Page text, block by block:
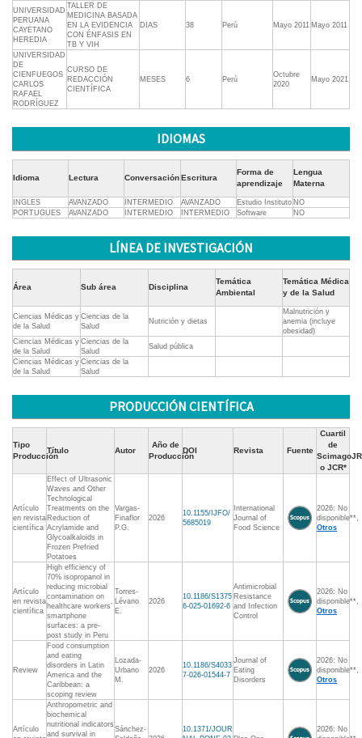
UNIVERSIDAD
PERUANA
CAYETANO
HEREDIA
TALLER DE
MEDICINA BASADA
EN LA EVIDENCIA
CON ÉNFASIS EN
TB Y VIH
DIAS 38 Perú Mayo 2011 Mayo 2011
UNIVERSIDAD
DE
CIENFUEGOS
CARLOS
RAFAEL
RODRÍGUEZ
CURSO DE
REDACCIÓN
CIENTÍFICA
MESES 6 Perú
Octubre
2020
Mayo 2021
IDIOMAS
Idioma Lectura ConversaciónEscritura
Forma de
aprendizaje
Lengua
Materna
INGLES AVANZADO INTERMEDIO AVANZADO Estudio Instituto NO
PORTUGUES
AVANZADO INTERMEDIO INTERMEDIO Software NO
LÍNEA DE INVESTIGACIÓN
Área Sub área Disciplina
Temática
Ambiental
Temática Médica
y de la Salud
Ciencias Médicas y
de la Salud
Ciencias de la
Salud
Nutrición y dietas
Malnutrición y
anemia (incluye
obesidad)
Ciencias Médicas y
de la Salud
Ciencias de la
Salud
Salud pública
Ciencias Médicas y
de la Salud
Ciencias de la
Salud
PRODUCCIÓN CIENTÍFICA
Tipo
Producción
Título Autor
Año de
Producción
DOI Revista Fuente
Cuartil
de
ScimagoJR
o JCR*
Artículo
en revista
científica
Effect of Ultrasonic
Waves and Other
Technological
Treatments on the
Reduction of
Acrylamide and
Glycoalkaloids in
Frozen Prefried
Potatoes
Vargas-
Finaflor
P.G.
2026
10.1155/IJFO/
5685019
International
Journal of
Food Science
2026: No
disponible**,
Otros
Artículo
en revista
científica
High efficiency of
70% isopropanol in
reducing microbial
contamination on
healthcare workers’
smartphone
surfaces: a pre-
post study in Peru
Torres-
Lévano
E.
2026
10.1186/S1375
6-025-01692-6
Antimicrobial
Resistance
and Infection
Control
2026: No
disponible**,
Otros
Review
Food consumption
and eating
disorders in Latin
America and the
Caribbean: a
scoping review
Lozada-
Urbano
M.
2026
10.1186/S4033
7-026-01544-7
Journal of
Eating
Disorders
2026: No
disponible**,
Otros
Artículo
Anthropometric and
biochemical
nutritional indicators
and survival in
Sánchez-
10.1371/JOUR
2026: No